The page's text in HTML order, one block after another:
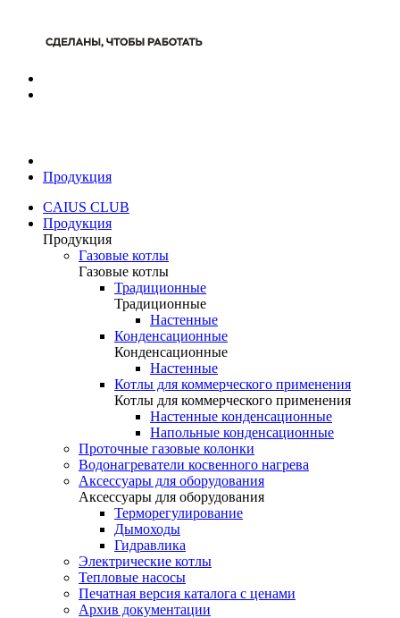
Продукция
CAIUS CLUB
Продукция
Продукция
Газовые котлы
Газовые котлы
Традиционные
Традиционные
Настенные
Конденсационные
Конденсационные
Настенные
Котлы для коммерческого применения
Котлы для коммерческого применения
Настенные конденсационные
Напольные конденсационные
Проточные газовые колонки
Водонагреватели косвенного нагрева
Аксессуары для оборудования
Аксессуары для оборудования
Терморегулирование
Дымоходы
Гидравлика
Электрические котлы
Тепловые насосы
Печатная версия каталога с ценами
Архив документации